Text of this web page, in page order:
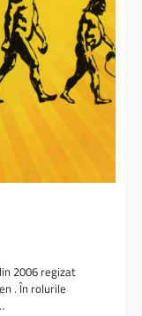
2006 regizat
. În rolurile